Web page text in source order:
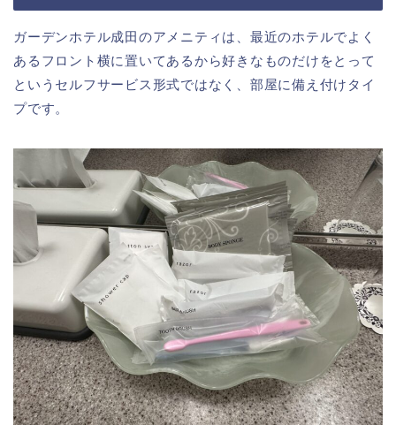
ガーデンホテル成田のアメニティは、最近のホテルでよく
あるフロント横に置いてあるから好きなものだけをとって
というセルフサービス形式ではなく、部屋に備え付けタイ
プです。